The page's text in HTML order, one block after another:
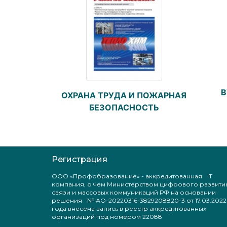
ОХРАНА ТРУДА И ПОЖАРНАЯ
БЕЗОПАСНОСТЬ
Регистрация
ООО «Профобразование» - аккредитованная IT
компания, о чем Министерством цифрового
связи и массовых коммуникаций РФ на основании
решения № АО-20220316-3829208820-3 от 17.03.2022
года внесена запись в реестр аккредитованных
организаций под номером 22088